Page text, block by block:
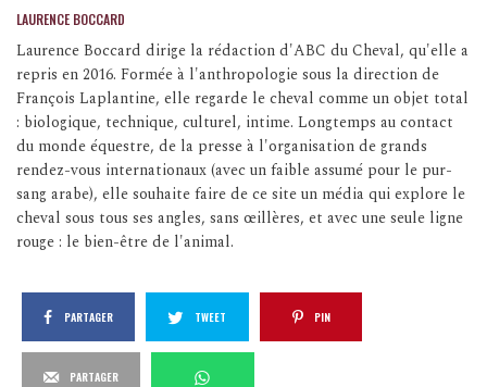
LAURENCE BOCCARD
Laurence Boccard dirige la rédaction d'ABC du Cheval, qu'elle a
repris en 2016. Formée à l'anthropologie sous la direction de
François Laplantine, elle regarde le cheval comme un objet total
: biologique, technique, culturel, intime. Longtemps au contact
du monde équestre, de la presse à l'organisation de grands
rendez-vous internationaux (avec un faible assumé pour le pur-
sang arabe), elle souhaite faire de ce site un média qui explore le
cheval sous tous ses angles, sans œillères, et avec une seule ligne
rouge : le bien-être de l'animal.
PARTAGER TWEET PIN
PARTAGER